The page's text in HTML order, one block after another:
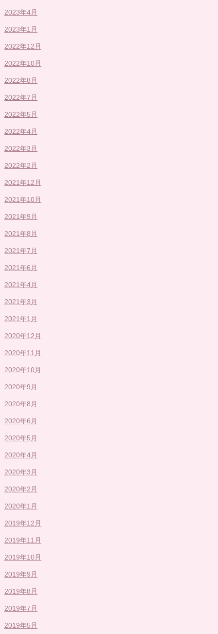
2023年4月
2023年1月
2022年12月
2022年10月
2022年8月
2022年7月
2022年5月
2022年4月
2022年3月
2022年2月
2021年12月
2021年10月
2021年9月
2021年8月
2021年7月
2021年6月
2021年4月
2021年3月
2021年1月
2020年12月
2020年11月
2020年10月
2020年9月
2020年8月
2020年6月
2020年5月
2020年4月
2020年3月
2020年2月
2020年1月
2019年12月
2019年11月
2019年10月
2019年9月
2019年8月
2019年7月
2019年5月